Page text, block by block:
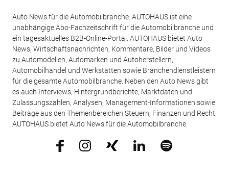
Auto News für die Automobilbranche: AUTOHAUS ist eine
unabhängige Abo-Fachzeitschrift für die Automobilbranche und
ein tagesaktuelles B2B-Online-Portal. AUTOHAUS bietet Auto
News, Wirtschaftsnachrichten, Kommentare, Bilder und Videos
zu Automodellen, Automarken und Autoherstellern,
Automobilhandel und Werkstätten sowie Branchendienstleistern
für die gesamte Automobilbranche. Neben den Auto News gibt
es auch Interviews, Hintergrundberichte, Marktdaten und
Zulassungszahlen, Analysen, Management-Informationen sowie
Beiträge aus den Themenbereichen Steuern, Finanzen und Recht.
AUTOHAUS bietet Auto News für die Automobilbranche.